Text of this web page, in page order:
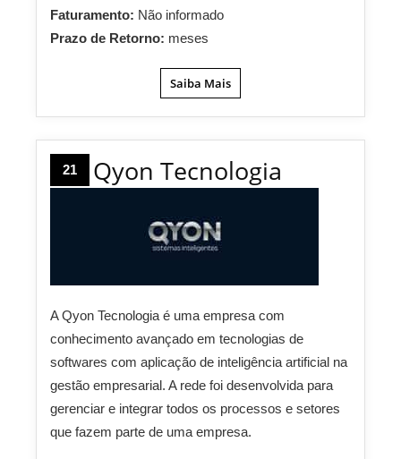
Faturamento: Não informado
Prazo de Retorno: meses
Saiba Mais
21 Qyon Tecnologia
A Qyon Tecnologia é uma empresa com
conhecimento avançado em tecnologias de
softwares com aplicação de inteligência artificial na
gestão empresarial. A rede foi desenvolvida para
gerenciar e integrar todos os processos e setores
que fazem parte de uma empresa.